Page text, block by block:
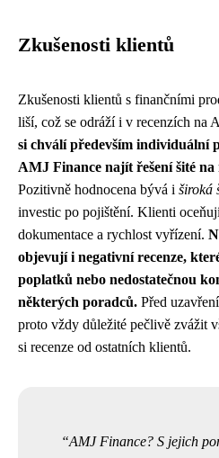
Zkušenosti klientů
Zkušenosti klientů s finančními
liší, což se odráží i v recenzích na
si chválí především individuální
AMJ Finance najít řešení šité
Pozitivně hodnocena bývá i široká
investic po pojištění. Klienti
dokumentace a rychlost vyřízení.
objevují i ​​negativní recenze,
poplatků nebo nedostatečnou
některých poradců. Před
proto vždy důležité pečlivě zvážit
si recenze od ostatních klientů.
AMJ Finance? S jejich